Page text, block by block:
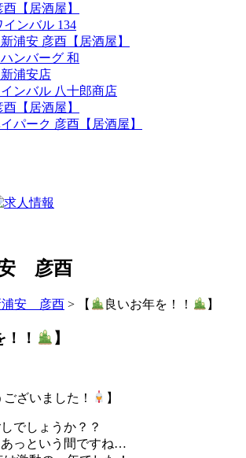
【居酒屋】
インバル 134
浦安 彦酉【居酒屋】
ンバーグ 和
浦安店
ンバル 八十郎商店
【居酒屋】
パーク 彦酉【居酒屋】
彦酉
浦安 彦酉 > 【 良いお年を！！ 】
！！ 】
ございました！ 】
でしょうか？？
っという間ですね…